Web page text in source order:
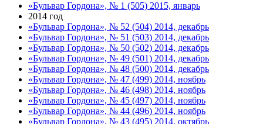
«Бульвар Гордона», № 1 (505) 2015, январь
2014 год
«Бульвар Гордона», № 52 (504) 2014, декабрь
«Бульвар Гордона», № 51 (503) 2014, декабрь
«Бульвар Гордона», № 50 (502) 2014, декабрь
«Бульвар Гордона», № 49 (501) 2014, декабрь
«Бульвар Гордона», № 48 (500) 2014, декабрь
«Бульвар Гордона», № 47 (499) 2014, ноябрь
«Бульвар Гордона», № 46 (498) 2014, ноябрь
«Бульвар Гордона», № 45 (497) 2014, ноябрь
«Бульвар Гордона», № 44 (496) 2014, ноябрь
«Бульвар Гордона», № 43 (495) 2014, октябрь